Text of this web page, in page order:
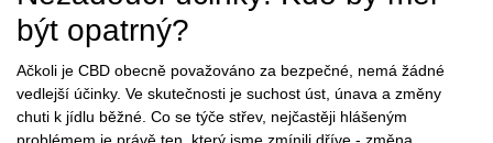
být opatrný?
Ačkoli je CBD obecně považováno za bezpečné, nemá žádné
vedlejší účinky. Ve skutečnosti je suchost úst, únava a změny
chuti k jídlu běžné. Co se týče střev, nejčastěji hlášeným